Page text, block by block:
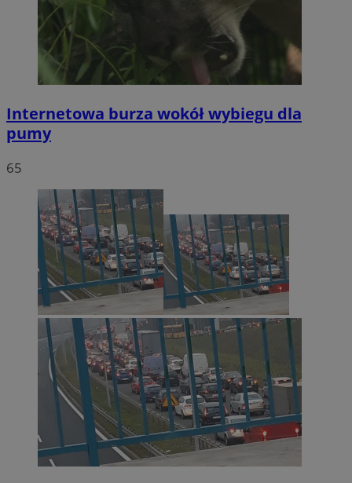
Internetowa burza wokół wybiegu dla
pumy
65